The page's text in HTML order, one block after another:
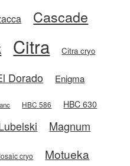
Cascade
Citra Citra cryo
Dorado Enigma
HBC 586 HBC 630
Magnum
cryo Motueka